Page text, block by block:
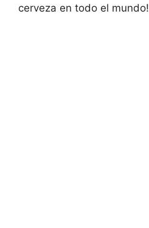
cerveza en todo el mundo!